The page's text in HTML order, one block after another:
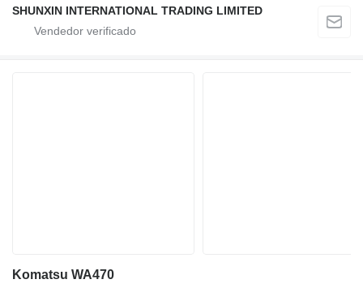
SHUNXIN INTERNATIONAL TRADING LIMITED
Komatsu WA470